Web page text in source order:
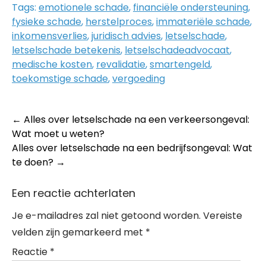
Tags: emotionele schade, financiële ondersteuning,
fysieke schade, herstelproces,immateriële schade,
inkomensverlies,juridisch advies, letselschade,
letselschade betekenis, letselschadeadvocaat,
medische kosten, revalidatie,smartengeld,
toekomstige schade,vergoeding
Post
navigation
← Alles over letselschade na een verkeersongeval:
Wat moet u weten?
Alles over letselschade na een bedrijfsongeval: Wat
te doen? →
Een reactie achterlaten
Je e-mailadres zal niet getoond worden. Vereiste
velden zijn gemarkeerd met *
Reactie *